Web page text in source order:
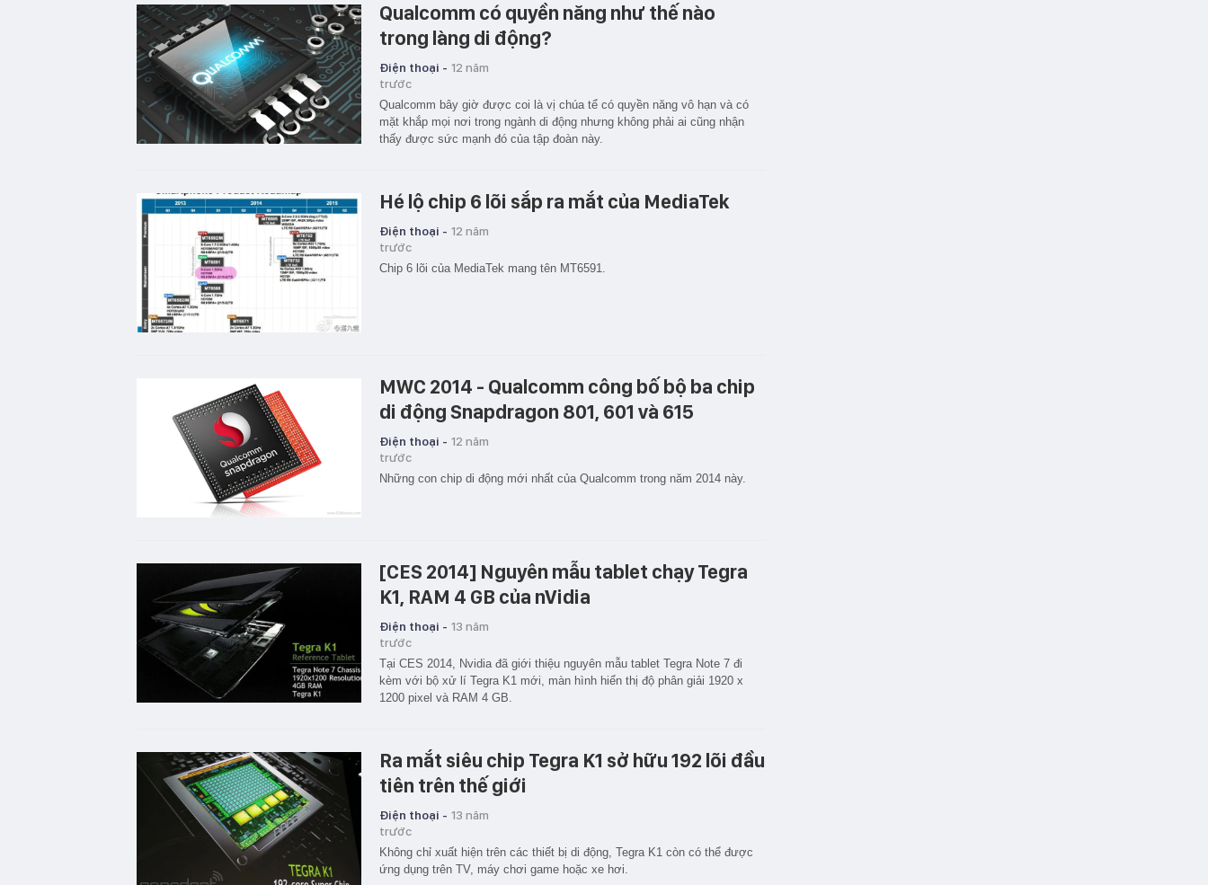
Qualcomm có quyền năng như thế nào
trong làng di động?
Điện thoại - 12 năm
trước
Qualcomm bây giờ được coi là vị chúa tể có quyền năng vô hạn và có
mặt khắp mọi nơi trong ngành di động nhưng không phải ai cũng nhận
thấy được sức mạnh đó của tập đoàn này.
Hé lộ chip 6 lõi sắp ra mắt của MediaTek
Điện thoại - 12 năm
trước
Chip 6 lõi của MediaTek mang tên MT6591.
MWC 2014 - Qualcomm công bố bộ ba chip
di động Snapdragon 801, 601 và 615
Điện thoại - 12 năm
trước
Những con chip di động mới nhất của Qualcomm trong năm 2014 này.
[CES 2014] Nguyên mẫu tablet chạy Tegra
K1, RAM 4 GB của nVidia
Điện thoại - 13 năm
trước
Tại CES 2014, Nvidia đã giới thiệu nguyên mẫu tablet Tegra Note 7 đi
kèm với bộ xử lí Tegra K1 mới, màn hình hiển thị độ phân giải 1920 x
1200 pixel và RAM 4 GB.
Ra mắt siêu chip Tegra K1 sở hữu 192 lõi đầu
tiên trên thế giới
Điện thoại - 13 năm
trước
Không chỉ xuất hiện trên các thiết bị di động, Tegra K1 còn có thể được
ứng dụng trên TV, máy chơi game hoặc xe hơi.